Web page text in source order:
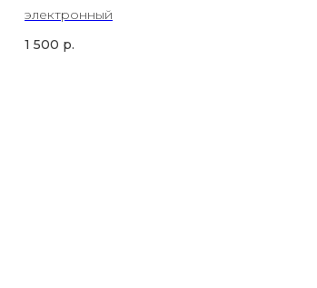
электронный
1 500 р.